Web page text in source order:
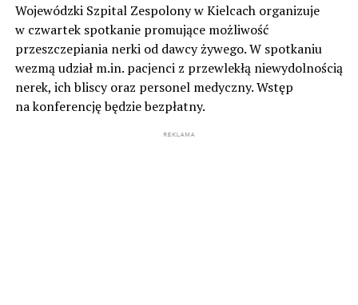
Wojewódzki Szpital Zespolony w Kielcach organizuje
w czwartek spotkanie promujące możliwość
przeszczepiania nerki od dawcy żywego. W spotkaniu
wezmą udział m.in. pacjenci z przewlekłą niewydolnością
nerek, ich bliscy oraz personel medyczny. Wstęp
na konferencję będzie bezpłatny.